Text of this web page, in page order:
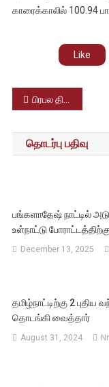
காரைக்காலில் 100.94
Like
Post
navigation
பிரபல திரைப்பட தயாரிப்பு நிறுவனமான லைகா அலுவலங்களில் அமலாக்கத்துறை சோதனை
தொடர்பு பதிவு
பங்களாதேஷ் நாட்டில்
உள்நாட்டு
December 13, 2025
தமிழ்நாட்டிற்கு 2 புதிய
தொடங்கி வைத்தார்
August 31, 2024